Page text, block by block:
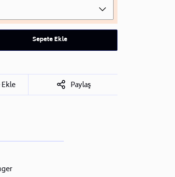
Sepete Ekle
Paylaş